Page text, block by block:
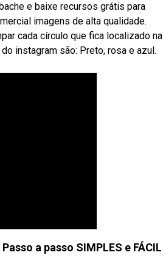
e baixe recursos grátis para
imagens de alta qualidade.
cada círculo que fica localizado na
instagram são: Preto, rosa e azul.
a passo SIMPLES e FÁCIL